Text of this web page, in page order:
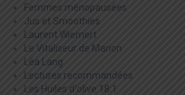
Femmes ménopausées
Jus et Smoothies
Laurent Wiemert
Le Vitaliseur de Marion
Léa Lang
Lectures recommandées
Les Huiles d'olive 18:1